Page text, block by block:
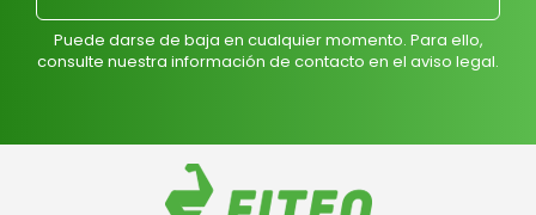
Puede darse de baja en cualquier momento. Para ello,
consulte nuestra información de contacto en el aviso legal.